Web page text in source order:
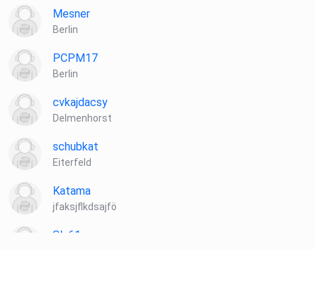
Hintergrund-Geräusche nachgestellt. Alle Interview-Töne
sind real.
Mesner
Berlin
PCPM17
Berlin
cvkajdacsy
Delmenhorst
schubkat
Eiterfeld
Katama
jfaksjflkdsajfö
Sly61